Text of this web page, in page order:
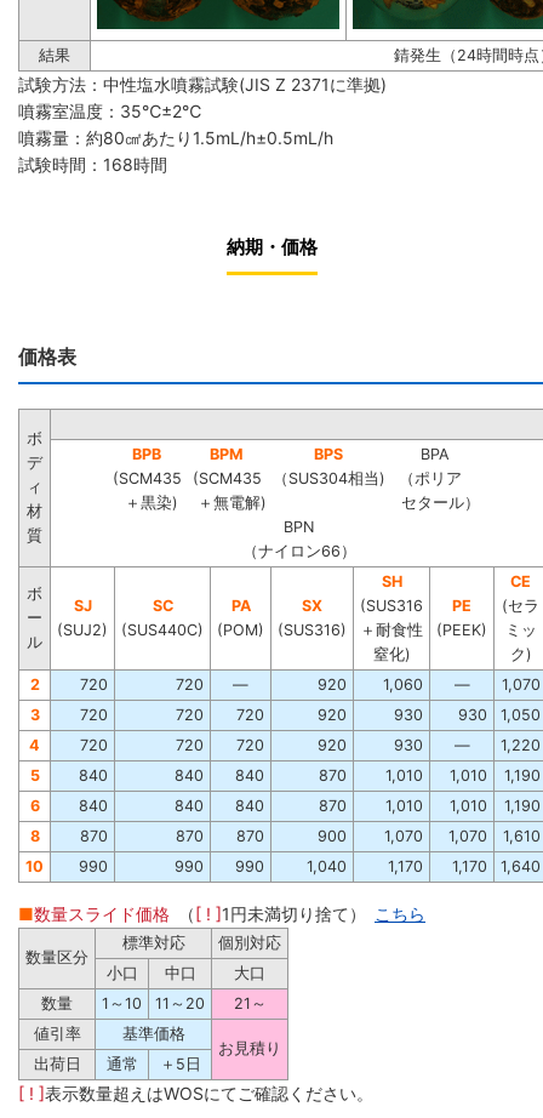
結果 錆発生（24時間時点
試験方法：中性塩水噴霧試験(JIS Z 2371に準拠)
噴霧室温度：35℃±2℃
噴霧量：約80㎠あたり1.5mL/h±0.5mL/h
試験時間：168時間
納期・価格
価格表
ボ
デ
ィ
材
質
BPB
(SCM435
＋黒染)
BPM
(SCM435
＋無電解)
BPS
（SUS304相当)
BPA
（ポリア
セタール）
BPN
（ナイロン66）
ボ
ー
ル
SJ
(SUJ2)
SC
(SUS440C)
PA
(POM)
SX
(SUS316)
SH
(SUS316
＋耐食性
窒化)
PE
(PEEK)
CE
(セラ
ミッ
ク)
2
720 720 ― 920 1,060 ―
1,070
3
720 720 720 920 930 930
1,050
4
720 720 720 920 930 ―
1,220
5
840 840 840 870 1,010 1,010
1,190
6
840 840 840 870 1,010 1,010
1,190
8
870 870 870 900 1,070 1,070
1,610
10
990 990 990 1,040 1,170 1,170 1,640
■数量スライド価格 （[ ! ]1円未満切り捨て） こちら
数量区分
標準対応
個別対応
小口
中口
大口
数量
1～10 11～20
21～
値引率
基準価格
お見積り
出荷日
通常 ＋5日
[ ! ]表示数量超えはWOSにてご確認ください。